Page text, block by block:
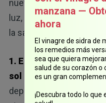
nuevo. Sus hábitos
luz, el nivel de estrés,
la salud metabólica
1. Estabilice su ritmo
sol de la mañana y del
depende de las señales
manzana —
ahora
El vinagre de sidra de
los remedios más
sea que quiera
salud de su corazón o
es un gran
¡Descubra todo lo que